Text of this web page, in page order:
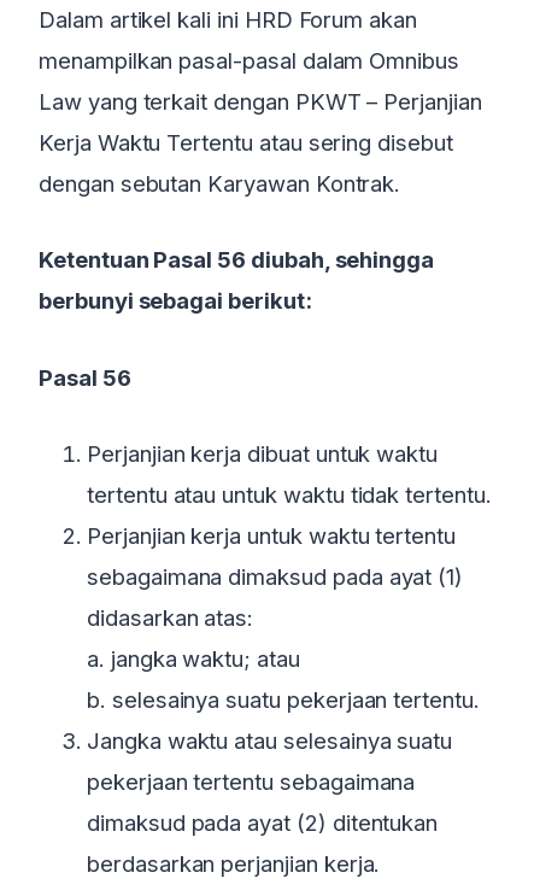
Dalam artikel kali ini HRD Forum akan
menampilkan pasal-pasal dalam Omnibus
Law yang terkait dengan PKWT – Perjanjian
Kerja Waktu Tertentu atau sering disebut
dengan sebutan Karyawan Kontrak.
Ketentuan Pasal 56 diubah, sehingga
berbunyi sebagai berikut:
Pasal 56
Perjanjian kerja dibuat untuk waktu
tertentu atau untuk waktu tidak tertentu.
Perjanjian kerja untuk waktu tertentu
sebagaimana dimaksud pada ayat (1)
didasarkan atas:
a. jangka waktu; atau
b. selesainya suatu pekerjaan tertentu.
Jangka waktu atau selesainya suatu
pekerjaan tertentu sebagaimana
dimaksud pada ayat (2) ditentukan
berdasarkan perjanjian kerja.